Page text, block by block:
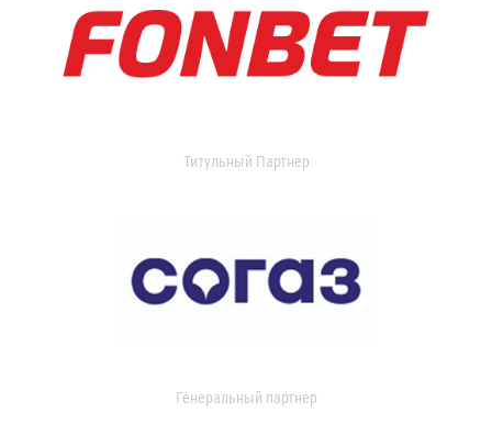
Титульный Партнер
Генеральный партнер